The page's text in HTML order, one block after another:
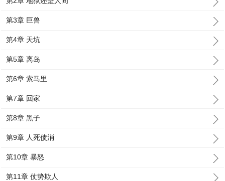
第3章 巨兽
第4章 天坑
第5章 离岛
第6章 索马里
第7章 回家
第8章 黑子
第9章 人死债消
第10章 暴怒
第11章 仗势欺人